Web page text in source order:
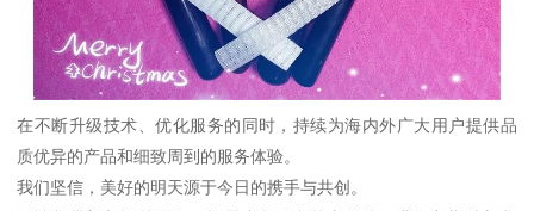
在不断升级技术、优化服务的同时，持续为海内外广大用户提供品
质优异的产品和细致周到的服务体验。
我们坚信，美好的明天源于今日的携手与共创。